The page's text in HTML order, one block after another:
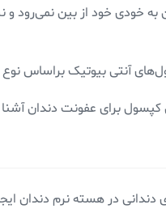
خودی خود از بین نمی‌رود و
آنتی بیوتیک براساس
کپسول برای عفونت دندان
در هسته نرم دندان